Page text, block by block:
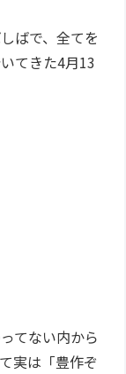
ばで、全てを
てきた4月13
てない内から
実は「豊作ぞ